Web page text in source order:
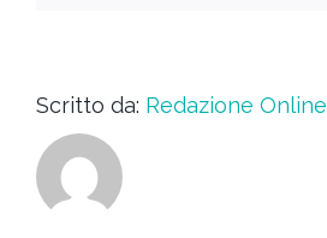
Scritto da: Redazione Online